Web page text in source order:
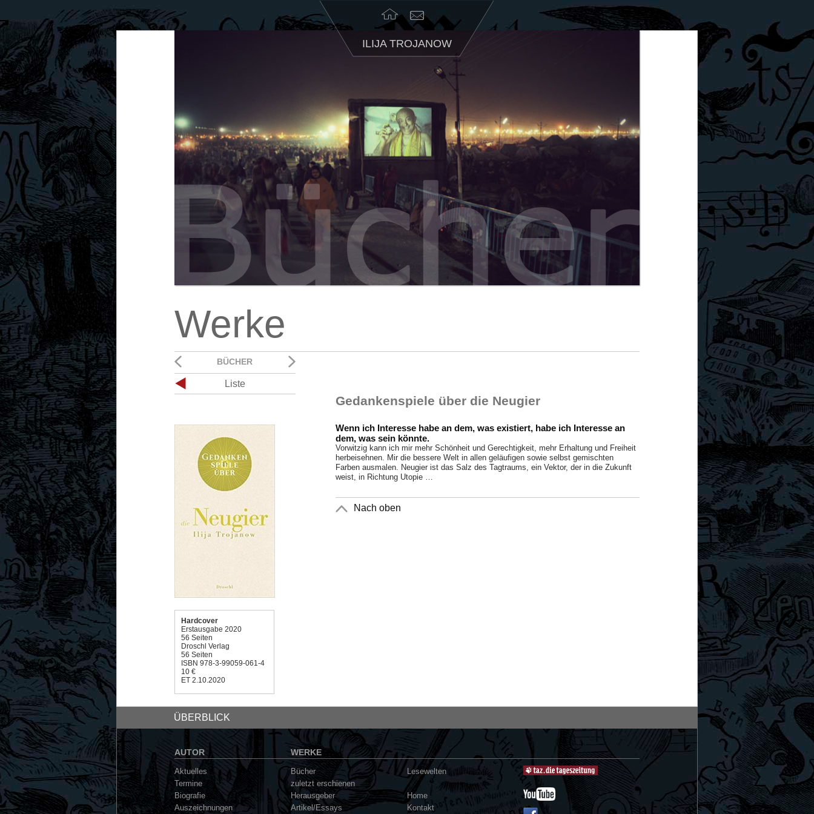
ILIJA TROJANOW
Werke
BÜCHER
Liste
Hardcover
Erstausgabe 2020
56 Seiten
Droschl Verlag
56 Seiten
ISBN 978-3-99059-061-4
10 €
ET 2.10.2020
Gedankenspiele über die Neugier
Wenn ich Interesse habe an dem, was existiert, habe ich Interesse an
dem, was sein könnte.
Vorwitzig kann ich mir mehr Schönheit und Gerechtigkeit, mehr Erhaltung und Freiheit
herbeisehnen. Mir die bessere Welt in allen geläufigen sowie selbst gemischten
Farben ausmalen. Neugier ist das Salz des Tagtraums, ein Vektor, der in die Zukunft
weist, in Richtung Utopie …
Nach oben
ÜBERBLICK
AUTOR
Aktuelles
Termine
Biografie
Auszeichnungen
WERKE
Bücher
zuletzt erschienen
Herausgeber
Artikel/Essays
Lesewelten
Home
Kontakt